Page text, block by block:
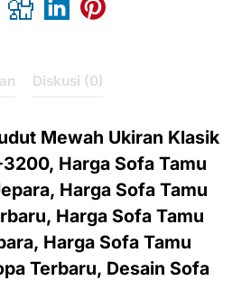
Diskusi (0)
Mewah Ukiran Klasik
Harga Sofa Tamu
Harga Sofa Tamu
Harga Sofa Tamu
Harga Sofa Tamu
Terbaru, Desain Sofa